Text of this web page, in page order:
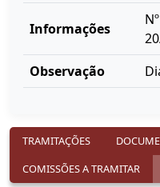
Informações
Observação
TRAMITAÇÕES
COMISSÕES A TRAMITAR